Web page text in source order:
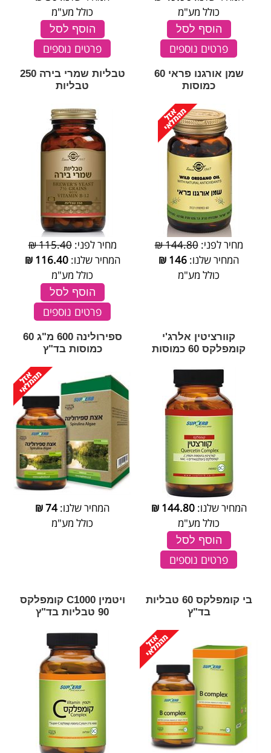
כולל מע"מ
הוסף לסל
פרטים נוספים
כולל מע"מ
הוסף לסל
פרטים נוספים
שמן אורגנו פראי 60
כמוסות
מחיר לפני:144.80 ₪
המחיר שלנו: 146
₪
כולל מע"מ
טבליות שמרי בירה 250
טבליות
מחיר לפני:115.40 ₪
המחיר שלנו:116.40
₪
כולל מע"מ
הוסף לסל
פרטים נוספים
קוורציטין אלרג'י
קומפלקס 60 כמוסות
המחיר שלנו:144.80
₪
כולל מע"מ
הוסף לסל
פרטים נוספים
ספירולינה 600 מ"ג 60
כמוסות בד"ץ
המחיר שלנו: 74
₪
כולל מע"מ
בי קומפלקס 60 טבליות
בד"ץ
ויטמין C1000 קומפלקס
90 טבליות בד"ץ